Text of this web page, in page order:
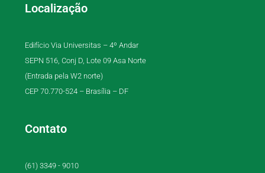
Localização
Edifício Via Universitas – 4º Andar
SEPN 516, Conj D, Lote 09 Asa Norte
(Entrada pela W2 norte)
CEP 70.770-524 – Brasília – DF
Contato
(61) 3349 - 9010